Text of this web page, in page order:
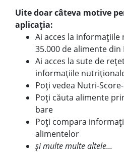
Uite doar câteva motive
aplicația:
Ai acces la
35.000 de alimente din
Ai acces la sute de
informațiile
Poți vedea Nutri-
Poți căuta alimente
bare
Poți compara
alimentelor
și multe multe altele...